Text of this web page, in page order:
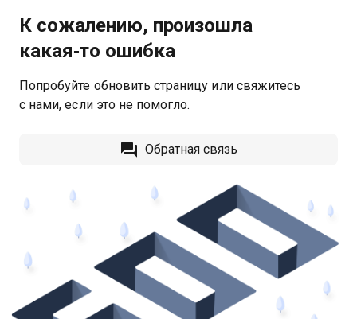
К сожалению, произошла
какая‑то ошибка
Попробуйте обновить страницу или свяжитесь
с нами, если это не помогло.
Обратная связь